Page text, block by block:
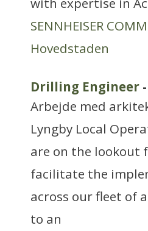
SENNHEISER
Hovedstaden
Drilling Engineer -
Arbejde med
Lyngby Local
are on the lookout
facilitate the
across our fleet of
to an